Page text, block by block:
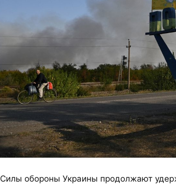
Силы обороны Украины продолжают